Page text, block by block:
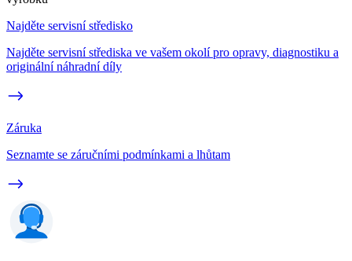
Najděte servisní středisko
Najděte servisní střediska ve vašem okolí pro opravy, diagnostiku a
originální náhradní díly
Záruka
Seznamte se záručními podmínkami a lhůtam